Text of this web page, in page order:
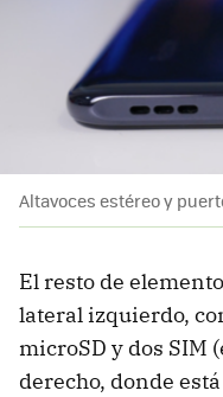
Altavoces estéreo y
El resto de
lateral izquierdo,
microSD y dos SIM
derecho, donde